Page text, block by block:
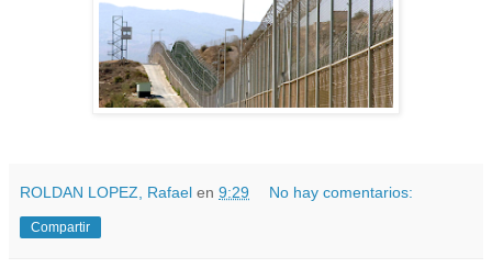
ROLDAN LOPEZ, Rafael en 9:29 No hay comentarios:
Compartir